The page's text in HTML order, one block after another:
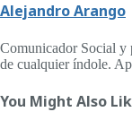
Alejandro Arango
Comunicador Social y
de cualquier índole.
You Might Also